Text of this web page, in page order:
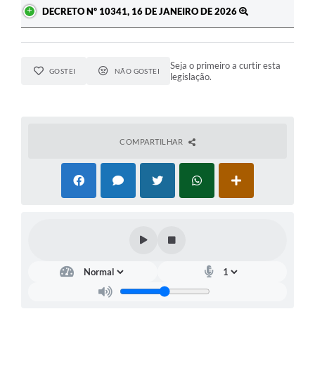
DECRETO Nº 10341, 16 DE JANEIRO DE 2026
GOSTEI NÃO GOSTEI
Seja o primeiro a curtir esta
legislação.
COMPARTILHAR